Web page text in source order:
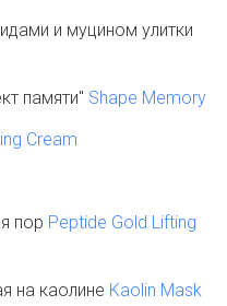
и муцином улитки
памяти" Shape Memory
Cream
пор Peptide Gold Lifting
на каолине Kaolin Mask